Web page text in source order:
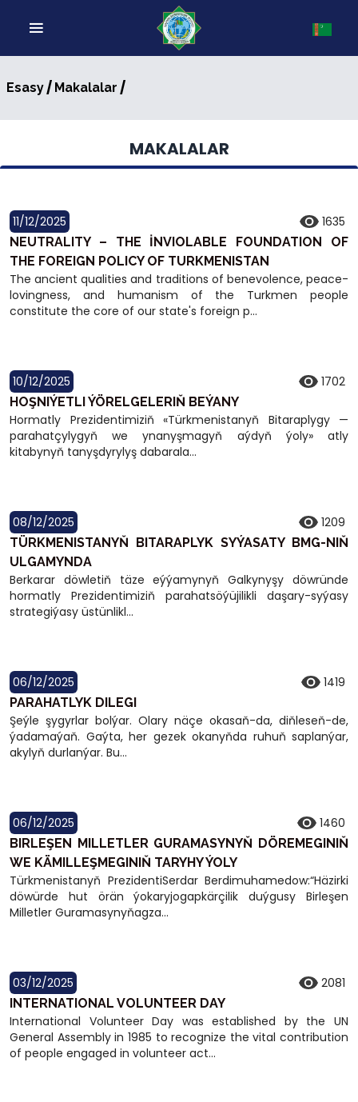
Esasy/ Makalalar /
MAKALALAR
11/12/2025 1635
NEUTRALITY – THE İNVIOLABLE FOUNDATION OF
THE FOREIGN POLICY OF TURKMENISTAN
The ancient qualities and traditions of benevolence, peace-
lovingness, and humanism of the Turkmen people
constitute the core of our state's foreign p...
10/12/2025 1702
HOŞNIÝETLI ÝÖRELGELERIŇ BEÝANY
Hormatly Prezidentimiziň «Türkmenistanyň Bitaraplygy —
parahatçylygyň we ynanyşmagyň aýdyň ýoly» atly
kitabynyň tanyşdyrylyş dabarala...
08/12/2025 1209
TÜRKMENISTANYŇ BITARAPLYK SYÝASATY BMG-NIŇ
ULGAMYNDA
Berkarar döwletiň täze eýýamynyň Galkynyşy döwründe
hormatly Prezidentimiziň parahatsöýüjilikli daşary-syýasy
strategiýasy üstünlikl...
06/12/2025 1419
PARAHATLYK DILEGI
Şeýle şygyrlar bolýar. Olary näçe okasaň-da, diňleseň-de,
ýadamaýaň. Gaýta, her gezek okanyňda ruhuň saplanýar,
akylyň durlanýar. Bu...
06/12/2025 1460
BIRLEŞEN MILLETLER GURAMASYNYŇ DÖREMEGINIŇ
WE KÄMILLEŞMEGINIŇ TARYHY ÝOLY
Türkmenistanyň PrezidentiSerdar Berdimuhamedow:“Häzirki
döwürde hut örän ýokaryjogapkärçilik duýgusy Birleşen
Milletler Guramasynyňagza...
03/12/2025 2081
INTERNATIONAL VOLUNTEER DAY
International Volunteer Day was established by the UN
General Assembly in 1985 to recognize the vital contribution
of people engaged in volunteer act...